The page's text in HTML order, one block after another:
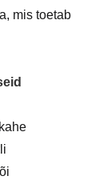
mis toetab